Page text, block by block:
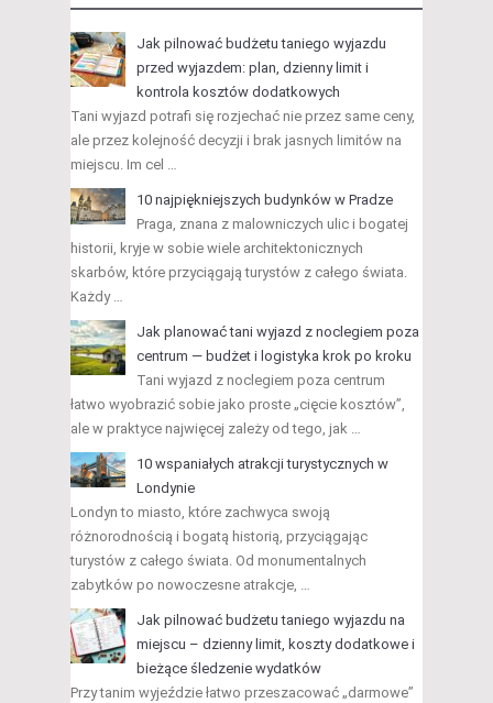
Jak pilnować budżetu taniego wyjazdu
przed wyjazdem: plan, dzienny limit i
kontrola kosztów dodatkowych
Tani wyjazd potrafi się rozjechać nie przez same ceny,
ale przez kolejność decyzji i brak jasnych limitów na
miejscu. Im cel …
10 najpiękniejszych budynków w Pradze
Praga, znana z malowniczych ulic i bogatej
historii, kryje w sobie wiele architektonicznych
skarbów, które przyciągają turystów z całego świata.
Każdy …
Jak planować tani wyjazd z noclegiem poza
centrum — budżet i logistyka krok po kroku
Tani wyjazd z noclegiem poza centrum
łatwo wyobrazić sobie jako proste „cięcie kosztów”,
ale w praktyce najwięcej zależy od tego, jak …
10 wspaniałych atrakcji turystycznych w
Londynie
Londyn to miasto, które zachwyca swoją
różnorodnością i bogatą historią, przyciągając
turystów z całego świata. Od monumentalnych
zabytków po nowoczesne atrakcje, …
Jak pilnować budżetu taniego wyjazdu na
miejscu – dzienny limit, koszty dodatkowe i
bieżące śledzenie wydatków
Przy tanim wyjeździe łatwo przeszacować „darmowe”